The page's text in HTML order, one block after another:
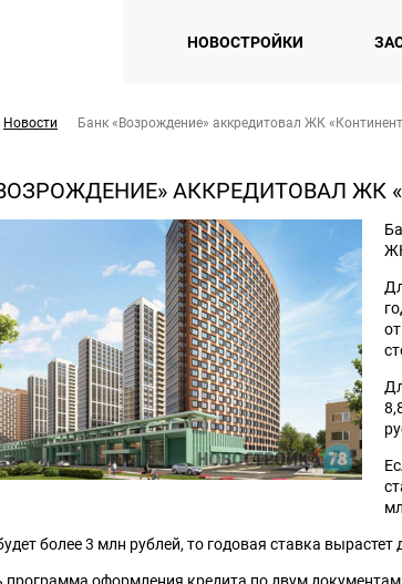
НОВОСТРОЙКИ
Новости Банк «Возрождение» аккредитовал ЖК
АККРЕДИТОВАЛ ЖК
более 3 млн рублей, то годовая ставка вырастет